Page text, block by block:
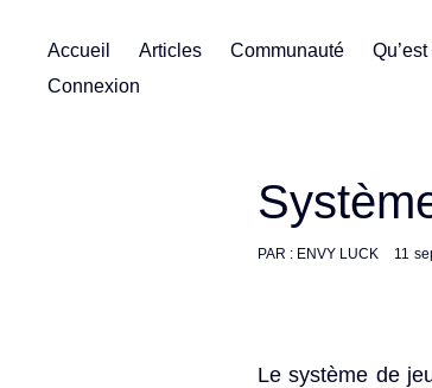
Skip
to
Accueil Articles Communauté
Connexion
PAR : ENVY LUCK 11
Le système de